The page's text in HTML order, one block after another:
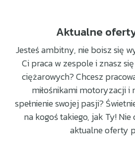
Aktualne
Jesteś ambitny, nie boisz się
Ci praca w zespole i znasz
ciężarowych? Chcesz
miłośnikami motoryzacji i
spełnienie swojej pasji?
na kogoś takiego, jak Ty!
aktualne oferty